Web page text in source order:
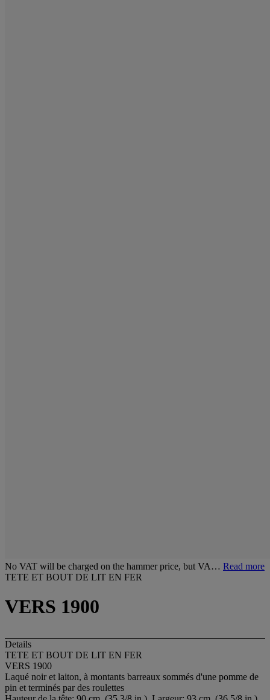
No VAT will be charged on the hammer price, but VA… Read more
TETE ET BOUT DE LIT EN FER
VERS 1900
Details
TETE ET BOUT DE LIT EN FER
VERS 1900
Laqué noir et laiton, à montants barreaux sommés d'une pomme de
pin et terminés par des roulettes